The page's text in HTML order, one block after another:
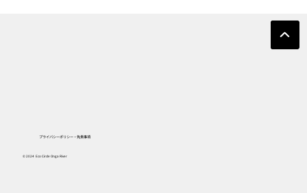
プライバシーポリシー・免責事項
© 2024 Eco Circle Onga River